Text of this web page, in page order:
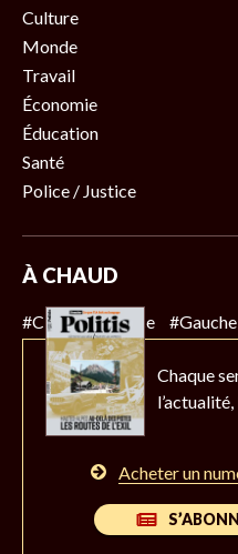
Culture
Monde
Travail
Économie
Éducation
Santé
Police / Justice
À CHAUD
#Climat #Police #Gauche
Chaque
l’actualité,
Acheter un